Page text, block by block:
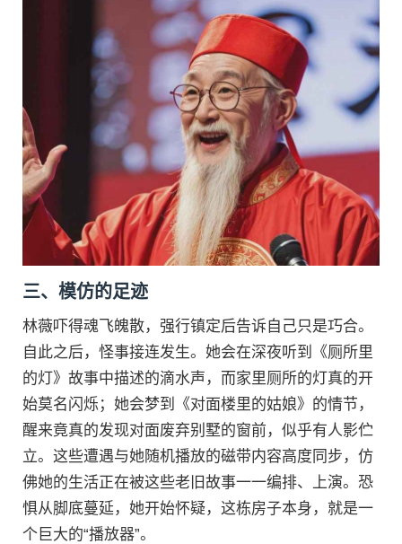
三、模仿的足迹
林薇吓得魂飞魄散，强行镇定后告诉自己只是巧合。
自此之后，怪事接连发生。她会在深夜听到《厕所里
的灯》故事中描述的滴水声，而家里厕所的灯真的开
始莫名闪烁；她会梦到《对面楼里的姑娘》的情节，
醒来竟真的发现对面废弃别墅的窗前，似乎有人影伫
立。这些遭遇与她随机播放的磁带内容高度同步，仿
佛她的生活正在被这些老旧故事一一编排、上演。恐
惧从脚底蔓延，她开始怀疑，这栋房子本身，就是一
个巨大的“播放器”。